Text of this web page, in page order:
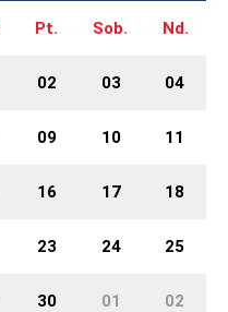
Pt. Sob. Nd.
02 03 04
09 10 11
16 17 18
23 24 25
30 01 02